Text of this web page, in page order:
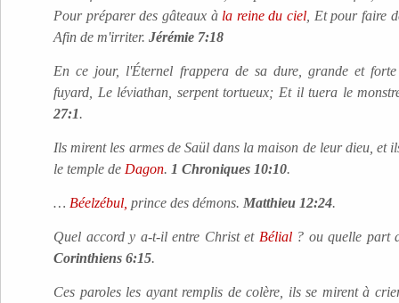
Pour préparer des gâteaux à la reine du ciel , Et pour faire
Afin de m'irriter. Jérémie 7:18
En ce jour, l'Éternel frappera de sa dure, grande et
fuyard, Le léviathan, serpent tortueux; Et il tuera le
27:1.
Ils mirent les armes de Saül dans la maison de leur dieu, et
le temple de Dagon. 1 Chroniques 10:10.
… Béelzébul, prince des démons. Matthieu 12:24.
Quel accord y a-t-il entre Christ et Bélial ? ou quelle part
Corinthiens 6:15.
Ces paroles les ayant remplis de colère, ils se mirent à